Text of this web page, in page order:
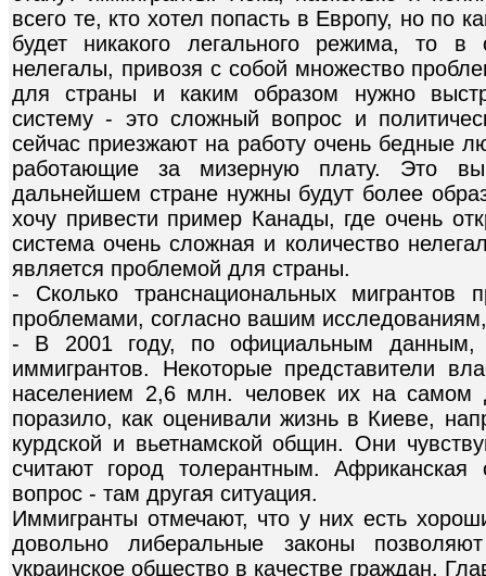
всего те, кто хотел попасть в Европу, но по
будет никакого легального режима, то в
нелегалы, привозя с собой множество
для страны и каким образом нужно
систему - это сложный вопрос и
сейчас приезжают на работу очень бедные
работающие за мизерную плату. Это
дальнейшем стране нужны будут более
хочу привести пример Канады, где очень
система очень сложная и количество
является проблемой для страны.
- Сколько транснациональных
проблемами, согласно вашим
- В 2001 году, по официальным данным,
иммигрантов. Некоторые представители
населением 2,6 млн. человек их на самом
поразило, как оценивали жизнь в Киеве,
курдской и вьетнамской общин. Они
считают город толерантным.
вопрос - там другая ситуация.
Иммигранты отмечают, что у них есть
довольно либеральные законы
украинское общество в качестве граждан.